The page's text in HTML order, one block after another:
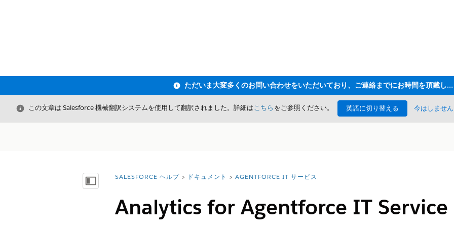
ただいま大変多くのお問い合わせをいただいており、ご連絡までにお時間を頂戴しております
閉じる
この文章は Salesforce 機械翻訳システムを使用して翻訳されました。詳細はこちら をご参照ください。 英語に切り替える 今はしません
目次を表示詳細情報:
SALESFORCE ヘルプ ドキュメント AGENTFORCE IT サービス
Analytics for Agentforce IT Service